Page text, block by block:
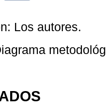
Los autores.